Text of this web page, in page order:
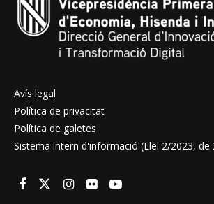
Avís legal
Política de privacitat
Política de galetes
Sistema intern d'informació (Llei 2/2023, de